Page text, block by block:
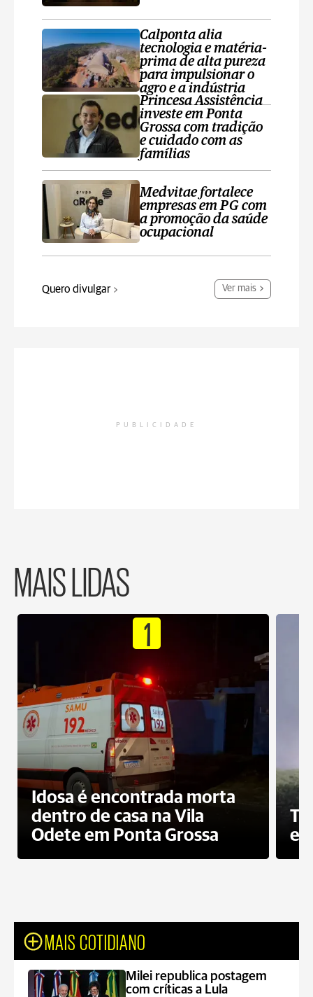
Calponta alia
tecnologia e matéria-
prima de alta pureza
para impulsionar o
agro e a indústria
Princesa Assistência
investe em Ponta
Grossa com tradição
e cuidado com as
famílias
Medvitae fortalece
empresas em PG com
a promoção da saúde
ocupacional
Quero divulgar Ver mais
PUBLICIDADE
MAIS LIDAS
1
Idosa é encontrada morta
dentro de casa na Vila
Odete em Ponta Grossa
e
MAIS COTIDIANO
Milei republica postagem
com críticas a Lula